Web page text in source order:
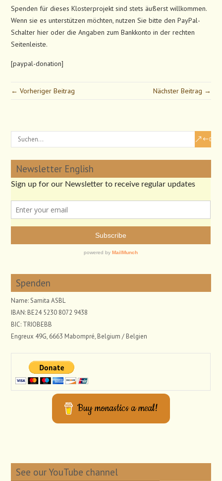
Spenden für dieses Klosterprojekt sind stets äußerst willkommen.
Wenn sie es unterstützen möchten, nutzen Sie bitte den PayPal-
Schalter hier oder die Angaben zum Bankkonto in der rechten
Seitenleiste.
[paypal-donation]
← Vorheriger Beitrag Nächster Beitrag →
Newsletter English
Spenden
Name: Samita ASBL
IBAN: BE24 5230 8072 9438
BIC: TRIOBEBB
Engreux 49G, 6663 Mabompré, Belgium / Belgien
Buy monastics a meal!
See our YouTube channel